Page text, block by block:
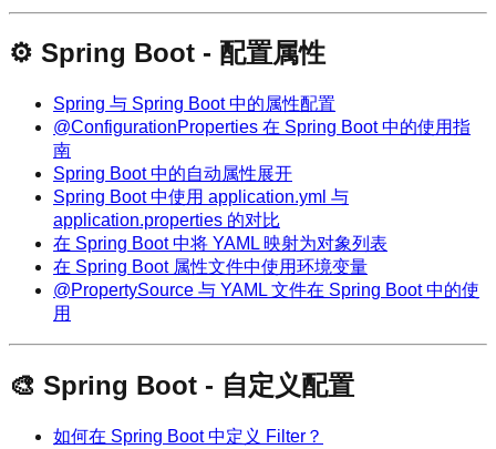
⚙️ Spring Boot - 配置属性
Spring 与 Spring Boot 中的属性配置
@ConfigurationProperties 在 Spring Boot 中的使用指
南
Spring Boot 中的自动属性展开
Spring Boot 中使用 application.yml 与
application.properties 的对比
在 Spring Boot 中将 YAML 映射为对象列表
在 Spring Boot 属性文件中使用环境变量
@PropertySource 与 YAML 文件在 Spring Boot 中的使
用
🎨 Spring Boot - 自定义配置
如何在 Spring Boot 中定义 Filter？